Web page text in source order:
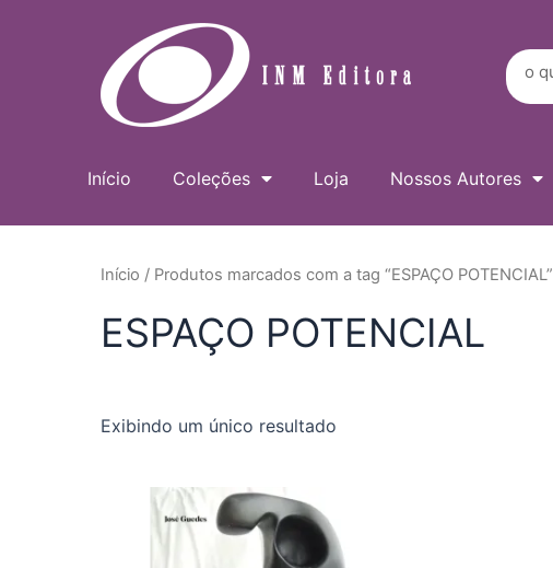
Search
Início Coleções Loja Nossos Autores
Início / Produtos marcados com a tag “ESPAÇO POTENCIAL”
ESPAÇO POTENCIAL
Exibindo um único resultado